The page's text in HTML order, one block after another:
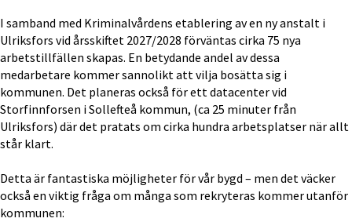
I samband med Kriminalvårdens etablering av en ny anstalt i
Ulriksfors vid årsskiftet 2027/2028 förväntas cirka 75 nya
arbetstillfällen skapas. En betydande andel av dessa
medarbetare kommer sannolikt att vilja bosätta sig i
kommunen. Det planeras också för ett datacenter vid
Storfinnforsen i Sollefteå kommun, (ca 25 minuter från
Ulriksfors) där det pratats om cirka hundra arbetsplatser när allt
står klart.
Detta är fantastiska möjligheter för vår bygd – men det väcker
också en viktig fråga om många som rekryteras kommer utanför
kommunen: